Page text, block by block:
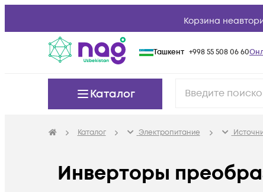
Корзина
Ташкент +998 55 508 06 60
Каталог
Каталог Электропитание
Инверторы